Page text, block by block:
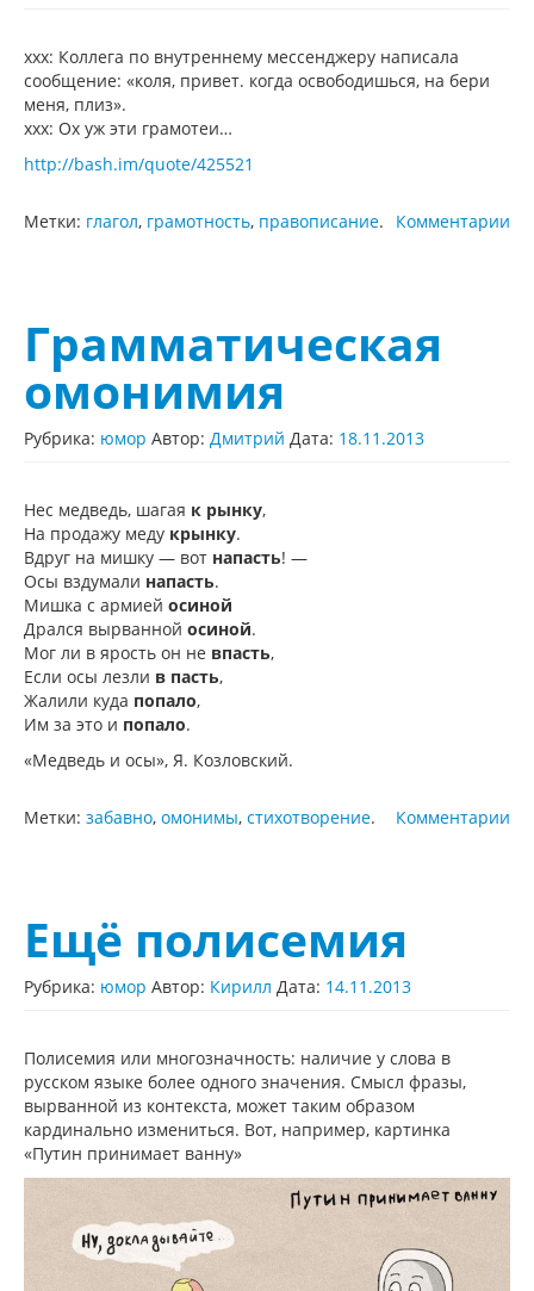
xxx: Коллега по внутреннему мессенджеру написала
сообщение: «коля, привет. когда освободишься, на бери
меня, плиз».
xxx: Ох уж эти грамотеи…
http://bash.im/quote/425521
Комментарии
Метки: глагол, грамотность, правописание.
Грамматическая
омонимия
Рубрика: юмор Автор: Дмитрий Дата: 18.11.2013
Нес медведь, шагая к рынку,
На продажу меду крынку.
Вдруг на мишку — вот напасть! —
Осы вздумали напасть.
Мишка с армией осиной
Дрался вырванной осиной.
Мог ли в ярость он не впасть,
Если осы лезли в пасть,
Жалили куда попало,
Им за это и попало.
«Медведь и осы», Я. Козловский.
Комментарии
Метки: забавно, омонимы, стихотворение.
Ещё полисемия
Рубрика: юмор Автор: Кирилл Дата: 14.11.2013
Полисемия или многозначность: наличие у слова в
русском языке более одного значения. Смысл фразы,
вырванной из контекста, может таким образом
кардинально измениться. Вот, например, картинка
«Путин принимает ванну»